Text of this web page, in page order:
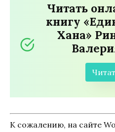
Читать
книгу
Хана»
К сожалению, на сайте